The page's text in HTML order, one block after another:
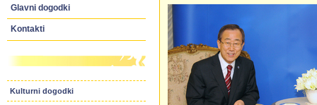
Glavni dogodki
Kontakti
Kulturni dogodki